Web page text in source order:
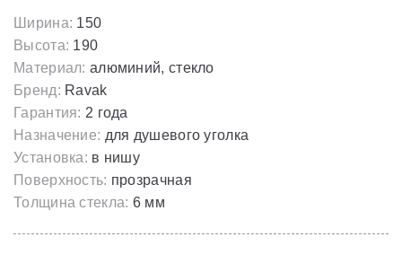
Ширина: 150
Высота: 190
Материал: алюминий, стекло
Бренд: Ravak
Гарантия: 2 года
Назначение: для душевого уголка
Установка: в нишу
Поверхность: прозрачная
Толщина стекла: 6 мм